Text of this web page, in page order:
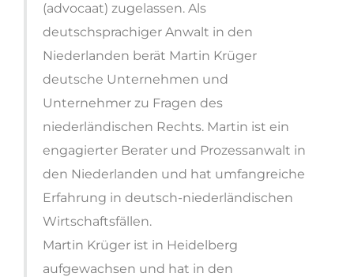
(advocaat) zugelassen. Als
deutschsprachiger Anwalt in den
Niederlanden berät Martin Krüger
deutsche Unternehmen und
Unternehmer zu Fragen des
niederländischen Rechts. Martin ist ein
engagierter Berater und Prozessanwalt in
den Niederlanden und hat umfangreiche
Erfahrung in deutsch-niederländischen
Wirtschaftsfällen.
Martin Krüger ist in Heidelberg
aufgewachsen und hat in den